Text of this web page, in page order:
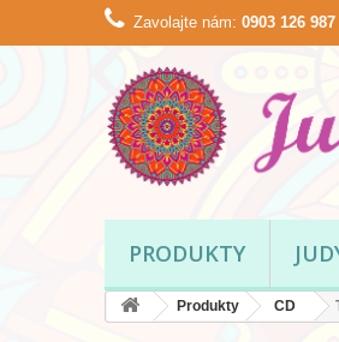
Zavolajte nám: 0903 126 987
PRODUKTY
Produkty CD